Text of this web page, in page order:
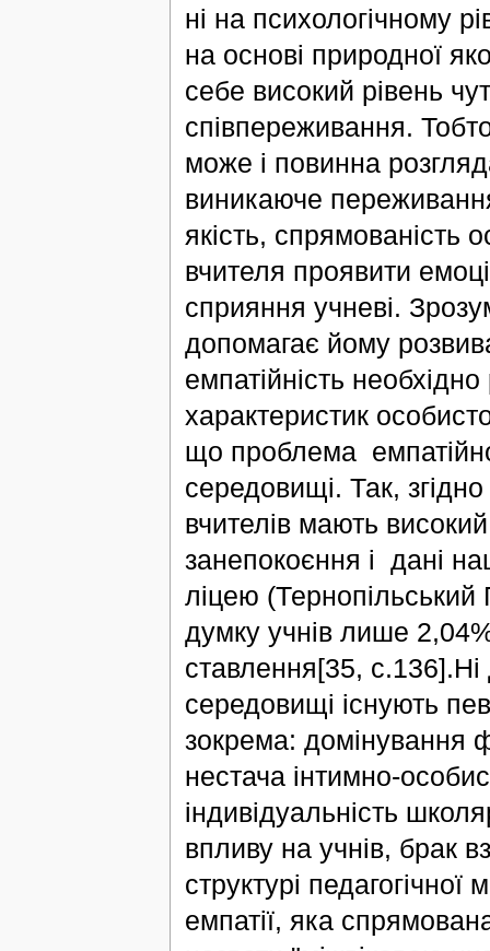
ні на психологічному
на основі природної
себе високий рівень
співпереживання.
може і повинна
виникаюче
якість, спрямованість
вчителя проявити
сприяння учневі.
допомагає йому
емпатійність
характеристик
що проблема
середовищі. Так,
вчителів мають
занепокоєння і дані
ліцею (Тернопільський
думку учнів лише
ставлення[35,
середовищі існують
зокрема: домінування
нестача інтимно-
індивідуальність
впливу на учнів, брак
структурі
емпатії, яка